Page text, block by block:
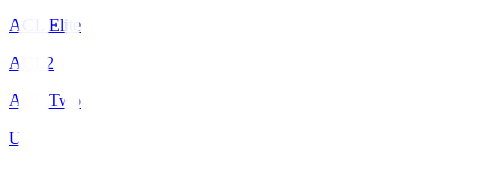
ACL Elite
ACL2
ACL Two
U-21